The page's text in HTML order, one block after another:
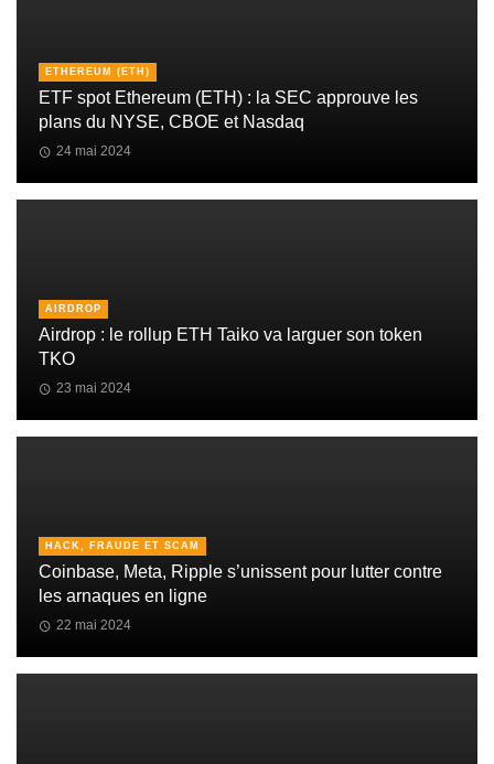
ETHEREUM (ETH)
ETF spot Ethereum (ETH) : la SEC approuve les
plans du NYSE, CBOE et Nasdaq
24 mai 2024
AIRDROP
Airdrop : le rollup ETH Taiko va larguer son token
TKO
23 mai 2024
HACK, FRAUDE ET SCAM
Coinbase, Meta, Ripple s’unissent pour lutter contre
les arnaques en ligne
22 mai 2024